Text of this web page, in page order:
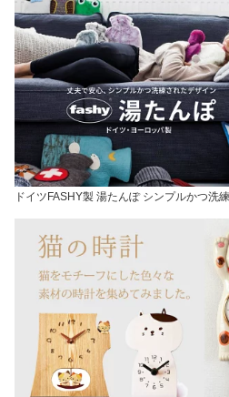
ドイツFASHY製 湯たんぽ シンプルかつ洗